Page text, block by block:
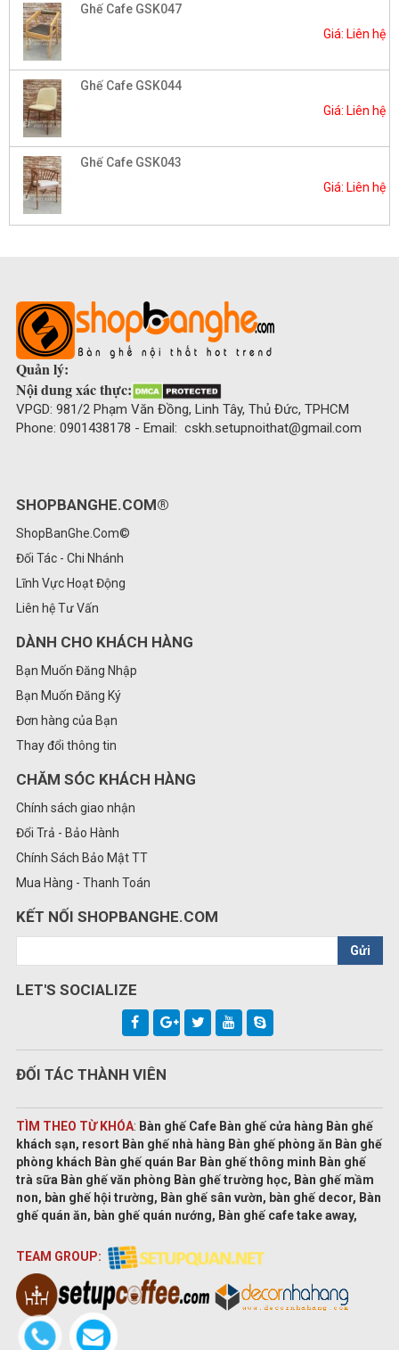
Ghế Cafe GSK047
Giá: Liên hệ
Ghế Cafe GSK044
Giá: Liên hệ
Ghế Cafe GSK043
Giá: Liên hệ
Quản lý:
Nội dung xác thực:
VPGD: 981/2 Phạm Văn Đồng, Linh Tây, Thủ Đức, TPHCM
Phone: 0901438178 - Email: cskh.setupnoithat@gmail.com
SHOPBANGHE.COM®
ShopBanGhe.Com©
Đối Tác - Chi Nhánh
Lĩnh Vực Hoạt Động
Liên hệ Tư Vấn
DÀNH CHO KHÁCH HÀNG
Bạn Muốn Đăng Nhập
Bạn Muốn Đăng Ký
Đơn hàng của Bạn
Thay đổi thông tin
CHĂM SÓC KHÁCH HÀNG
Chính sách giao nhận
Đổi Trả - Bảo Hành
Chính Sách Bảo Mật TT
Mua Hàng - Thanh Toán
KẾT NỐI SHOPBANGHE.COM
Gửi
LET'S SOCIALIZE
ĐỐI TÁC THÀNH VIÊN
TÌM THEO TỪ KHÓA: Bàn ghế Cafe Bàn ghế cửa hàng Bàn ghế
khách sạn, resort Bàn ghế nhà hàng Bàn ghế phòng ăn Bàn ghế
phòng khách Bàn ghế quán Bar Bàn ghế thông minh Bàn ghế
trà sữa Bàn ghế văn phòng Bàn ghế trường học, Bàn ghế mầm
non, bàn ghế hội trường, Bàn ghế sân vườn, bàn ghế decor, Bàn
ghế quán ăn, bàn ghế quán nướng, Bàn ghế cafe take away,
TEAM GROUP: